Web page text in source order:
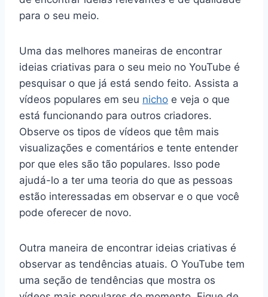
para o seu meio.
Uma das melhores maneiras de encontrar
ideias criativas para o seu meio no YouTube é
pesquisar o que já está sendo feito. Assista a
vídeos populares em seu nicho e veja o que
está funcionando para outros criadores.
Observe os tipos de vídeos que têm mais
visualizações e comentários e tente entender
por que eles são tão populares. Isso pode
ajudá-lo a ter uma teoria do que as pessoas
estão interessadas em observar e o que você
pode oferecer de novo.
Outra maneira de encontrar ideias criativas é
observar as tendências atuais. O YouTube tem
uma seção de tendências que mostra os